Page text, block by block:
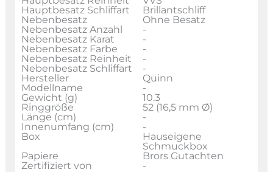
Hauptbesatz Schliffart
Brillantschliff
Nebenbesatz
Ohne Besatz
Nebenbesatz Anzahl
-
Nebenbesatz Karat
-
Nebenbesatz Farbe
-
Nebenbesatz Reinheit
-
Nebenbesatz Schliffart
-
Hersteller
Quinn
Modellname
-
Gewicht (g)
10.3
Ringgröße
52 (16,5 mm Ø)
Länge (cm)
-
Innenumfang (cm)
-
Box
Hauseigene
Schmuckbox
Papiere
Brors Gutachten
Zertifiziert von
-